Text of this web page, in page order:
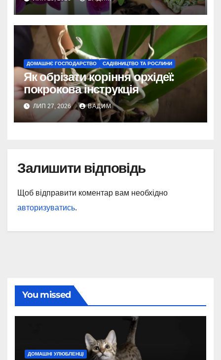
ДОМАШНЄ ГОСПОДАРСТВО САДІВНИЦТВО ТА РОСЛИНИ
Як обрізати коріння орхідеї:
покрокова інструкція
ЛИП 27, 2026 ВАДИМ
Залишити відповідь
Щоб відправити коментар вам необхідно
авторизуватись.
You missed
ДОМАШНІ УЛЮБЛЕНЦІ